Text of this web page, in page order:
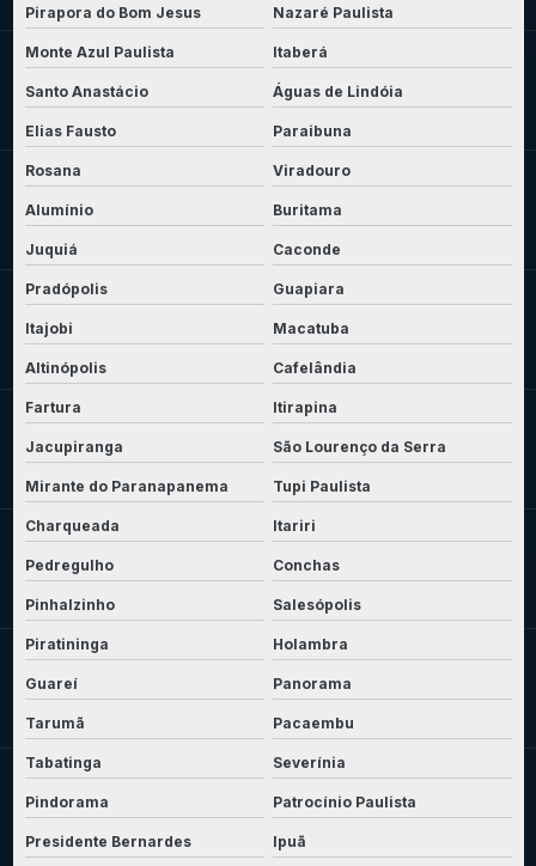
Pirapora do Bom Jesus Nazaré Paulista
Monte Azul Paulista Itaberá
Santo Anastácio Águas de Lindóia
Elias Fausto Paraibuna
Rosana Viradouro
Alumínio Buritama
Juquiá Caconde
Pradópolis Guapiara
Itajobi Macatuba
Altinópolis Cafelândia
Fartura Itirapina
Jacupiranga São Lourenço da Serra
Mirante do Paranapanema Tupi Paulista
Charqueada Itariri
Pedregulho Conchas
Pinhalzinho Salesópolis
Piratininga Holambra
Guareí Panorama
Tarumã Pacaembu
Tabatinga Severínia
Pindorama Patrocínio Paulista
Presidente Bernardes Ipuã